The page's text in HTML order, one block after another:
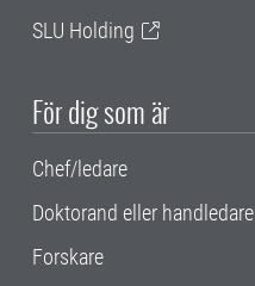
SLU Holding
För dig som är
Chef/ledare
Doktorand eller handledare
Forskare